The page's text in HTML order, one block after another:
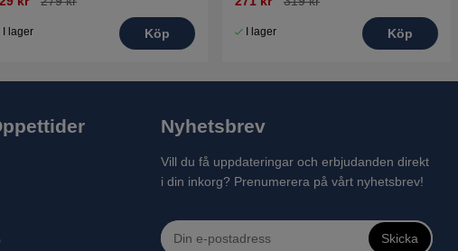
I lager Köp I lager Köp
Nyhetsbrev
Vill du få uppdateringar och erbjudanden direkt
i din inkorg? Prenumerera på vårt nyhetsbrev!
Skicka